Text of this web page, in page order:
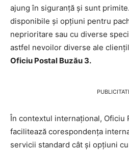
ajung în siguranță și sunt
disponibile și opțiuni pentru
neprioritare sau cu diverse
astfel nevoilor diverse ale
Oficiu Postal Buzău 3.
În contextul internațional, Oficiu
facilitează corespondența
servicii standard cât și opțiuni